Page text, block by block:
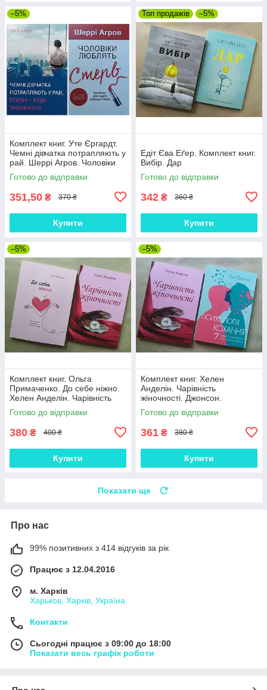
–5%
Комплект книг. Уте Єргардт.
Чемні дівчатка потрапляють у
рай. Шеррі Агров. Чоловіки
люблять стерв
Готово до відправки
351,50 ₴ 370 ₴
Купити
Топ продажів –5%
Едіт Єва Еґер. Комплект книг.
Вибір. Дар
Готово до відправки
342 ₴ 360 ₴
Купити
–5%
Комплект книг. Ольга
Примаченко. До себе ніжно.
Хелен Анделін. Чарівність
жіночності
Готово до відправки
380 ₴ 400 ₴
Купити
–5%
Комплект книг. Хелен
Анделін. Чарівність
жіночності. Джонсон.
Психологія кохання!
Готово до відправки
361 ₴ 380 ₴
Купити
Показати ще
Про нас
99% позитивних з 414 відгуків за рік
Працює з 12.04.2016
м. Харків
Харьков, Харків, Україна
Контакти
Сьогодні працює з 09:00 до 18:00
Показати весь графік роботи